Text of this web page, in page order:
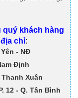
quý khách hàng
chỉ:
- NĐ
Định
Xuân
12 - Q. Tân Bình